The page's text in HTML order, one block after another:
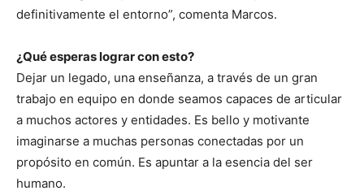
definitivamente el entorno”, comenta Marcos.
¿Qué esperas lograr con esto?
Dejar un legado, una enseñanza, a través de un gran
trabajo en equipo en donde seamos capaces de articular
a muchos actores y entidades. Es bello y motivante
imaginarse a muchas personas conectadas por un
propósito en común. Es apuntar a la esencia del ser
humano.